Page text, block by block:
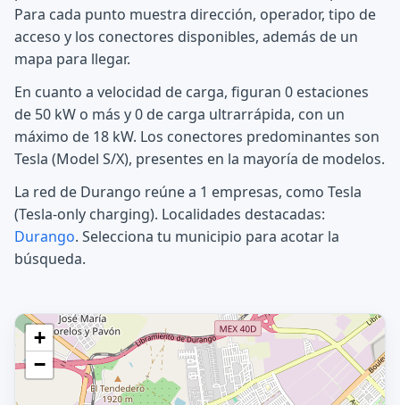
Para cada punto muestra dirección, operador, tipo de
acceso y los conectores disponibles, además de un
mapa para llegar.
En cuanto a velocidad de carga, figuran 0 estaciones
de 50 kW o más y 0 de carga ultrarrápida, con un
máximo de 18 kW. Los conectores predominantes son
Tesla (Model S/X), presentes en la mayoría de modelos.
La red de Durango reúne a 1 empresas, como Tesla
(Tesla-only charging). Localidades destacadas:
Durango. Selecciona tu municipio para acotar la
búsqueda.
+
−